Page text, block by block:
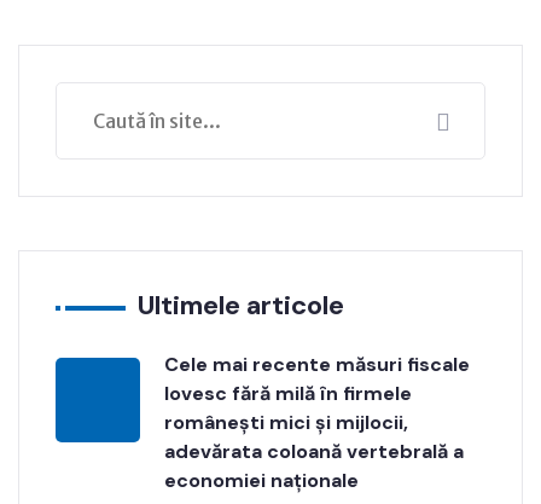
Ultimele articole
Cele mai recente măsuri fiscale
lovesc fără milă în firmele
românești mici și mijlocii,
adevărata coloană vertebrală a
economiei naționale